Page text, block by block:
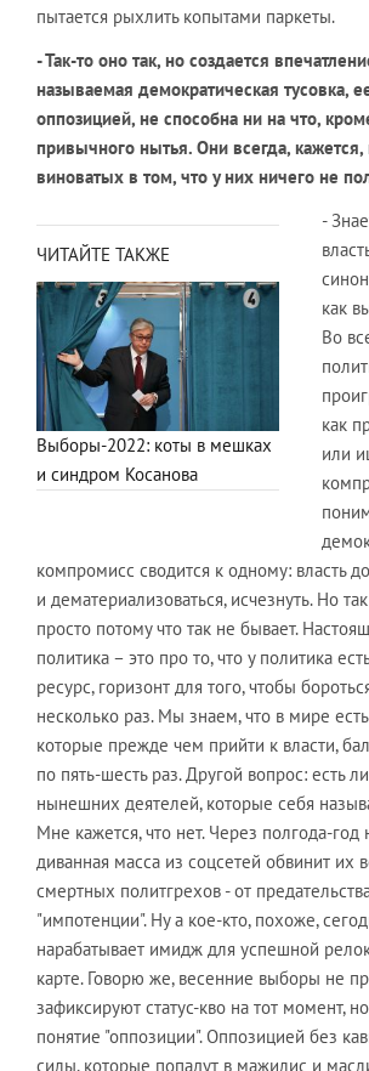
пытается рыхлить копытами паркеты.
- Так-то оно так, но создается
называемая демократическая тусовка,
оппозицией, не способна ни на что,
привычного нытья. Они всегда, кажется,
виноватых в том, что у них ничего не
ЧИТАЙТЕ ТАКЖЕ
Выборы-2022: коты в мешках
и синдром Косанова
-
как
Во
как
или
компромисс сводится к одному: власть
и дематериализоваться, исчезнуть. Но
просто потому что так не бывает.
политика – это про то, что у политика
ресурс, горизонт для того, чтобы
несколько раз. Мы знаем, что в мире
которые прежде чем прийти к власти,
по пять-шесть раз. Другой вопрос: есть
нынешних деятелей, которые себя
Мне кажется, что нет. Через полгода-
диванная масса из соцсетей обвинит их
смертных политгрехов - от
"импотенции". Ну а кое-кто, похоже,
нарабатывает имидж для успешной
карте. Говорю же, весенние выборы не
зафиксируют статус-кво на тот момент,
понятие "оппозиции". Оппозицией без
силы, которые попадут в мажилис и